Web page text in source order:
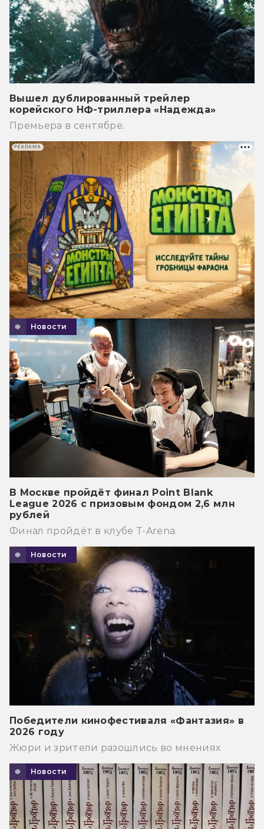
Вышел дублированный трейлер
корейского НФ-триллера «Надежда»
Премьера в сентябре.
Новости
В Москве пройдёт финал Point Blank
League 2026 с призовым фондом 2,6 млн
рублей
Финал пройдёт в клубе T-Arena.
Новости
Победители кинофестиваля «Фантазия» в
2026 году
Жюри и зрители разошлись во мнениях
Новости
РЕКЛАМА